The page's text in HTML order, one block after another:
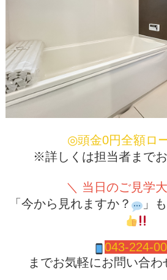
◎頭金0円全額ロ
※詳しくは担当者までお
＼ 当日のご見学
「今から見れますか？
」
043-224-
までお気軽にお問い合わ